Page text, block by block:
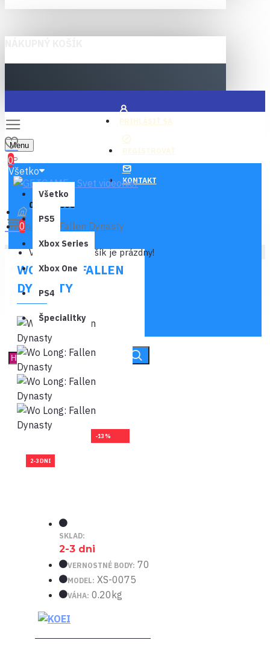
PRIHLÁSIŤ SA
REGISTROVAŤ
KONTAKT
Menu
0
0 ks - 0,00€
0
Váš nákupný košík je prázdny!
Všetko
Všetko
PS5
Xbox Series
Xbox One
PS4
Špecialitky
Wo Long: Fallen Dynasty
WO LONG: FALLEN
DYNASTY
-13 %
2-3 DNI
SKLAD:
2-3 dni
VERNOSTNÉ BODY: 70
MODEL: XS-0075
VÁHA: 0.20kg